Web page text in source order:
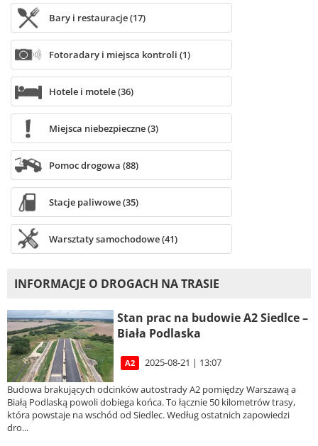
Bary i restauracje (17)
Fotoradary i miejsca kontroli (1)
Hotele i motele (36)
Miejsca niebezpieczne (3)
Pomoc drogowa (88)
Stacje paliwowe (35)
Warsztaty samochodowe (41)
INFORMACJE O DROGACH NA TRASIE
Stan prac na budowie A2 Siedlce –
Biała Podlaska
A2 2025-08-21 | 13:07
Budowa brakujących odcinków autostrady A2 pomiędzy Warszawą a
Białą Podlaską powoli dobiega końca. To łącznie 50 kilometrów trasy,
która powstaje na wschód od Siedlec. Według ostatnich zapowiedzi
dro...